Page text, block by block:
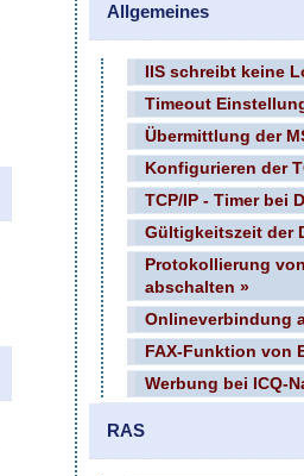
Allgemeines
IIS schreibt keine
Timeout
Übermittlung der
Konfigurieren der
TCP/IP - Timer bei
Gültigkeitszeit der
Protokollierung
abschalten »
Onlineverbindung
FAX-Funktion von
Werbung bei ICQ-
RAS